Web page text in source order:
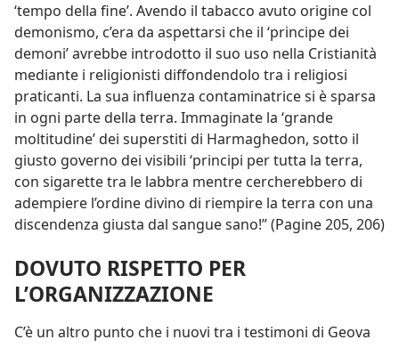
‘tempo della fine’. Avendo il tabacco avuto origine col
demonismo, c’era da aspettarsi che il ‘principe dei
demoni’ avrebbe introdotto il suo uso nella Cristianità
mediante i religionisti diffondendolo tra i religiosi
praticanti. La sua influenza contaminatrice si è sparsa
in ogni parte della terra. Immaginate la ‘grande
moltitudine’ dei superstiti di Harmaghedon, sotto il
giusto governo dei visibili ‘principi per tutta la terra,
con sigarette tra le labbra mentre cercherebbero di
adempiere l’ordine divino di riempire la terra con una
discendenza giusta dal sangue sano!” (Pagine 205, 206)
DOVUTO RISPETTO PER
L’ORGANIZZAZIONE
C’è un altro punto che i nuovi tra i testimoni di Geova